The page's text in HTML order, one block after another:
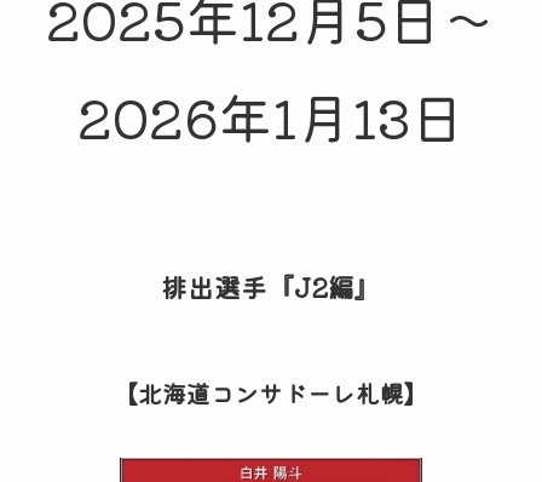
2025年12月5日～
2026年1月13日
排出選手『J2編』
【北海道コンサドーレ札幌】